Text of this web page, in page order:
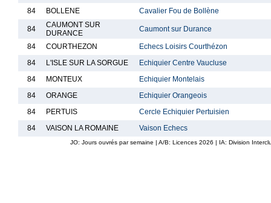
84
BOLLENE Cavalier Fou de Bollène
84
CAUMONT SUR
DURANCE
Caumont sur Durance
84 COURTHEZON
Echecs Loisirs Courthézon
84
L'ISLE SUR LA SORGUE
Echiquier Centre Vaucluse
84
MONTEUX
Echiquier Montelais
84
ORANGE
Echiquier Orangeois
84
PERTUIS
Cercle Echiquier Pertuisien
84
VAISON LA ROMAINE Vaison Echecs
JO: Jours ouvrés par semaine | A/B: Licences 2026 | IA: Division